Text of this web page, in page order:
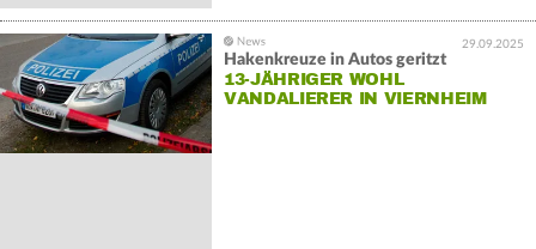
29.09.2025
Hakenkreuze in Autos geritzt
13-JÄHRIGER WOHL
VANDALIERER IN VIERNHEIM